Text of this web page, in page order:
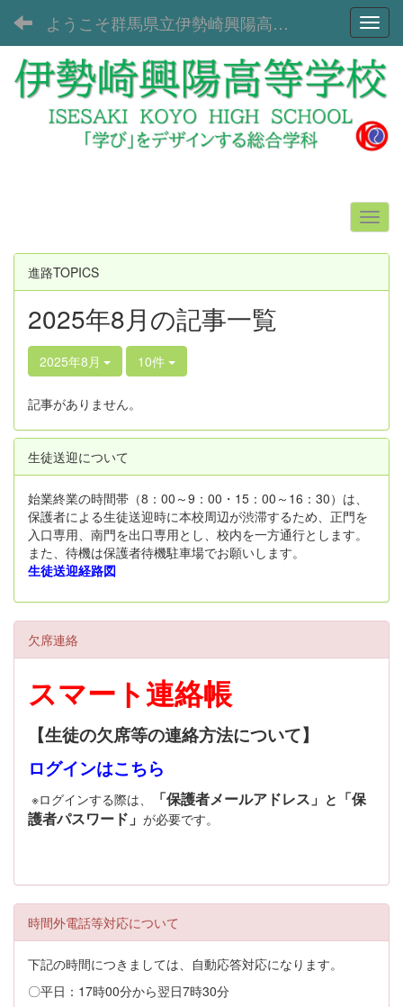
ようこそ群馬県立伊勢崎興陽高等学校へ！
進路TOPICS
2025年8月の記事一覧
2025年8月 10件
記事がありません。
生徒送迎について
始業終業の時間帯（8：00～9：00・15：00～16：30）は、
保護者による生徒送迎時に本校周辺が渋滞するため、正門を
入口専用、南門を出口専用とし、校内を一方通行とします。
また、待機は保護者待機駐車場でお願いします。
生徒送迎経路図
欠席連絡
スマート連絡帳
【生徒の欠席等の連絡方法について】
ログインはこちら
※ログインする際は、 「保護者メールアドレス」 と 「保
護者パスワード」 が必要です。
時間外電話等対応について
下記の時間につきましては、自動応答対応になります。
〇平日：17時00分から翌日7時30分